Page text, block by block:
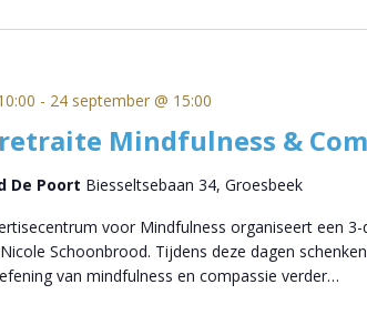
Mindfulness &
- 24 september @ 15:00
De Poort Biesseltsebaan 34, Groesbeek
voor Mindfulness organiseert een
Schoonbrood. Tijdens deze dagen
van mindfulness en compassie verder…